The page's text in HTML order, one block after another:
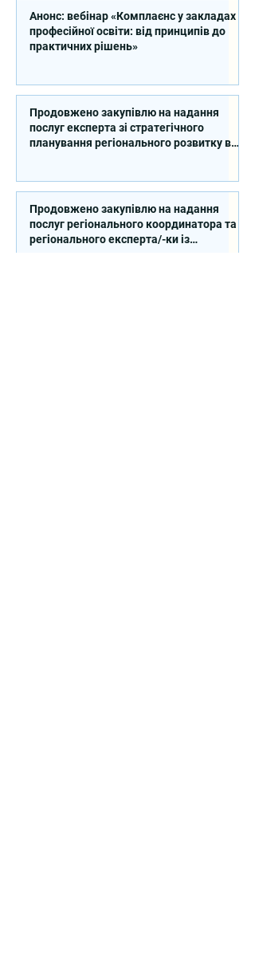
Анонс: вебінар «Комплаєнс у закладах
професійної освіти: від принципів до
практичних рішень»
Продовжено закупівлю на надання
послуг експерта зі стратегічного
планування регіонального розвитку в
DECIDE
Продовжено закупівлю на надання
послуг регіонального координатора та
регіонального експерта/-ки із